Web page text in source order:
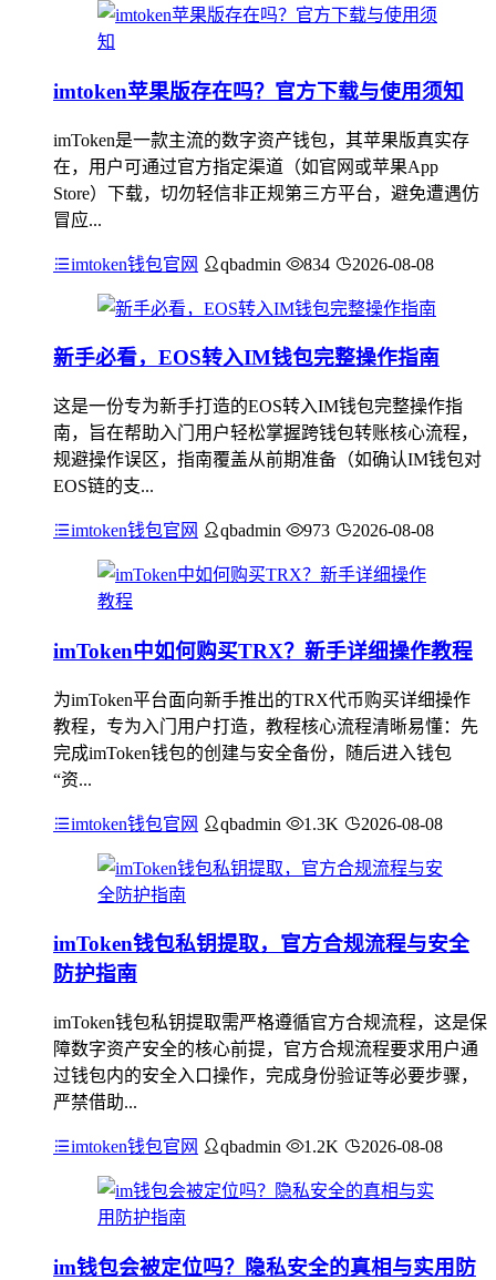
imtoken苹果版存在吗？官方下载与使用须知
imToken是一款主流的数字资产钱包，其苹果版真实存
在，用户可通过官方指定渠道（如官网或苹果App
Store）下载，切勿轻信非正规第三方平台，避免遭遇仿
冒应...
imtoken钱包官网 qbadmin 834 2026-08-08
新手必看，EOS转入IM钱包完整操作指南
这是一份专为新手打造的EOS转入IM钱包完整操作指
南，旨在帮助入门用户轻松掌握跨钱包转账核心流程，
规避操作误区，指南覆盖从前期准备（如确认IM钱包对
EOS链的支...
imtoken钱包官网 qbadmin 973 2026-08-08
imToken中如何购买TRX？新手详细操作教程
为imToken平台面向新手推出的TRX代币购买详细操作
教程，专为入门用户打造，教程核心流程清晰易懂：先
完成imToken钱包的创建与安全备份，随后进入钱包
“资...
imtoken钱包官网 qbadmin 1.3K 2026-08-08
imToken钱包私钥提取，官方合规流程与安全
防护指南
imToken钱包私钥提取需严格遵循官方合规流程，这是保
障数字资产安全的核心前提，官方合规流程要求用户通
过钱包内的安全入口操作，完成身份验证等必要步骤，
严禁借助...
imtoken钱包官网 qbadmin 1.2K 2026-08-08
im钱包会被定位吗？隐私安全的真相与实用防